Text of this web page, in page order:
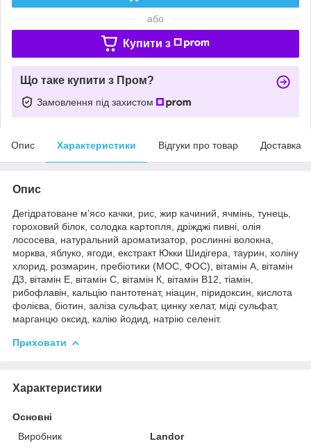
або
Купити з
Що таке купити з Пром?
Замовлення під захистом
Опис Характеристики Відгуки про товар Доставка
Опис
Дегідратоване м’ясо качки, рис, жир качиний, ячмінь, тунець,
гороховий білок, солодка картопля, дріжджі пивні, олія
лососева, натуральний ароматизатор, рослинні волокна,
морква, яблуко, ягоди, екстракт Юкки Шидігера, таурин, холіну
хлорид, розмарин, пребіотики (МОС, ФОС), вітамін А, вітамін
Д3, вітамін Е, вітамін С, вітамін К, вітамін В12, тіамін,
рибофлавін, кальцію пантотенат, ніацин, піридоксин, кислота
фолієва, біотин, заліза сульфат, цинку хелат, міді сульфат,
марганцю оксид, калію йодид, натрію селеніт.
Приховати
Характеристики
Основні
Виробник
Landor